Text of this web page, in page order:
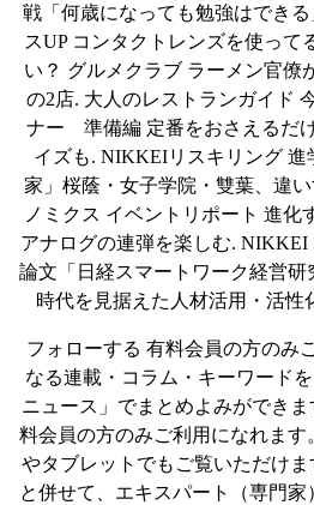
戦「何歳になっても勉強はでき
スUP コンタクトレンズを使って
い？ グルメクラブ ラーメン官僚
の2店. 大人のレストランガイド
ナー 準備編 定番をおさえるだ
イズも. NIKKEIリスキリング 進
家」桜蔭・女子学院・雙葉、違
ノミクス イベントリポート 進化
アナログの連弾を楽しむ. NIKKEI
論文「日経スマートワーク経営
時代を見据えた人材活用・活性
フォローする 有料会員の方のみ
なる連載・コラム・キーワード
ニュース」でまとめよみができ
料会員の方のみご利用になれま
やタブレットでもご覧いただけ
と併せて、エキスパート（専門